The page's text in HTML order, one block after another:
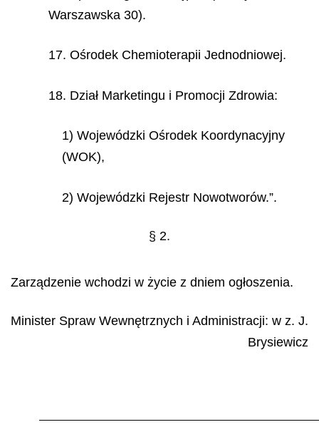
Warszawska 30).
17. Ośrodek Chemioterapii Jednodniowej.
18. Dział Marketingu i Promocji Zdrowia:
1) Wojewódzki Ośrodek Koordynacyjny
(WOK),
2) Wojewódzki Rejestr Nowotworów.”.
§ 2.
Zarządzenie wchodzi w życie z dniem ogłoszenia.
Minister Spraw Wewnętrznych i Administracji: w z. J.
Brysiewicz